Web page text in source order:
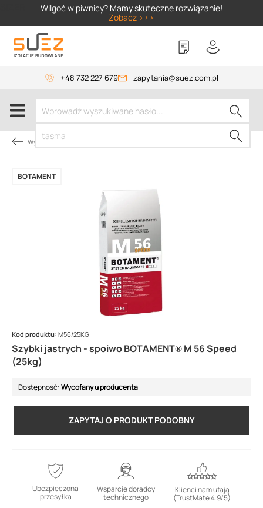
Wilgoć w piwnicy? Mamy skuteczne rozwiązanie!
Zobacz >>>
+48 732 227 679 zapytania@suez.com.pl
Wylewki, materiały do betonu
Szybki jastrych - spoiwo BOTAMENT® M 56 Speed
(25kg)
BOTAMENT
Kod produktu: M56/25KG
Dostępność:Wycofany u producenta
ZAPYTAJ O PRODUKT PODOBNY
Ubezpieczona
przesyłka
Wsparcie doradcy
technicznego
Klienci nam ufają
(TrustMate 4.9/5)